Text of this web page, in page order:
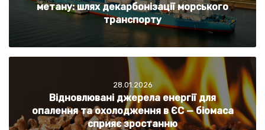
метану: шлях декарбонізації морського
транспорту
28.01.2026
Відновлювані джерела енергії для
опалення та охолодження в ЄС — біомаса
сприяє зростанню